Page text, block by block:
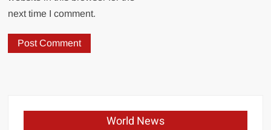
next time I comment.
World News